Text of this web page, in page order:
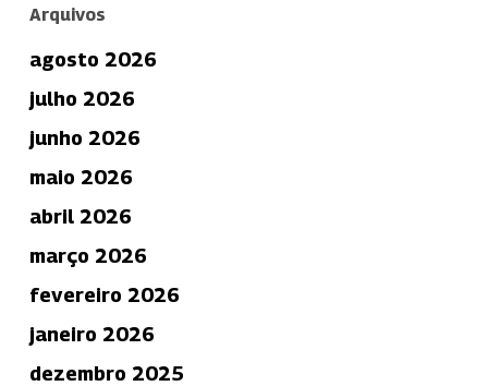
Arquivos
agosto 2026
julho 2026
junho 2026
maio 2026
abril 2026
março 2026
fevereiro 2026
janeiro 2026
dezembro 2025